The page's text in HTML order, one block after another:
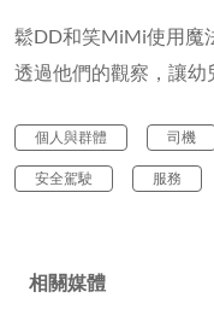
鬆DD和笑MiMi使用魔
透過他們的觀察，讓幼
個人與群體 司機
安全駕駛 服務
相關媒體